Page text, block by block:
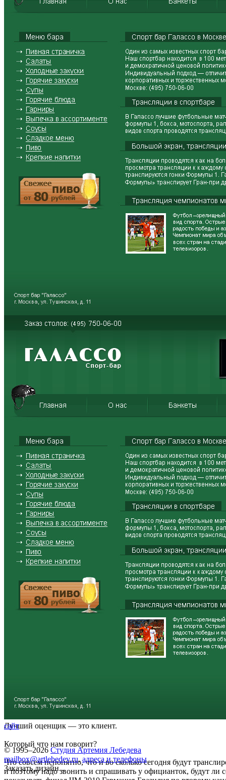
Лучший оценщик — это клиент.
Который что нам говорит?
Что совсем непонятно, что и во сколько сегодня будут
и поэтому надо звонить и спрашивать у официанток, будут ли
сайт
© 1995–2026 Студия Артемия Лебедева
mailbox@artlebedev.ru, адреса и телефоны
Заказать дизайн...